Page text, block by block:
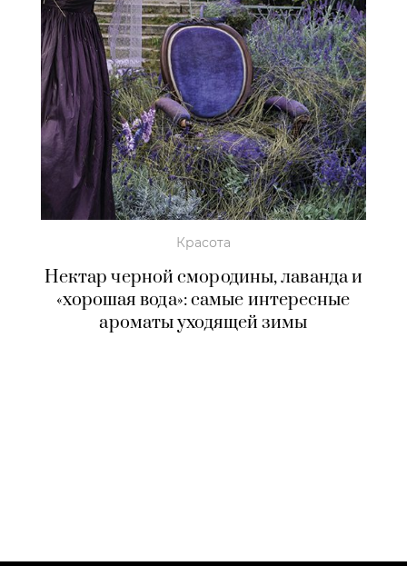
Красота
Нектар черной смородины, лаванда и
«хорошая вода»: самые интересные
ароматы уходящей зимы